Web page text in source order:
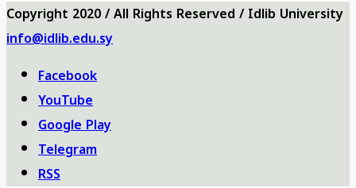
Copyright 2020 / All Rights Reserved / Idlib University
info@idlib.edu.sy
Facebook
YouTube
Google Play
Telegram
RSS